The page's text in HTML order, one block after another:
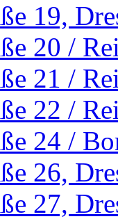
19,
20 /
21 /
22 /
24 /
26,
27,